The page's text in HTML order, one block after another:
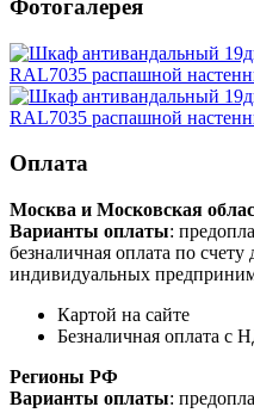
Фотогалерея
Оплата
Москва и Московская
Варианты оплаты:
безналичная оплата по
индивидуальных
Картой на сайте
Безналичная оплата с
Регионы РФ
Варианты оплаты: